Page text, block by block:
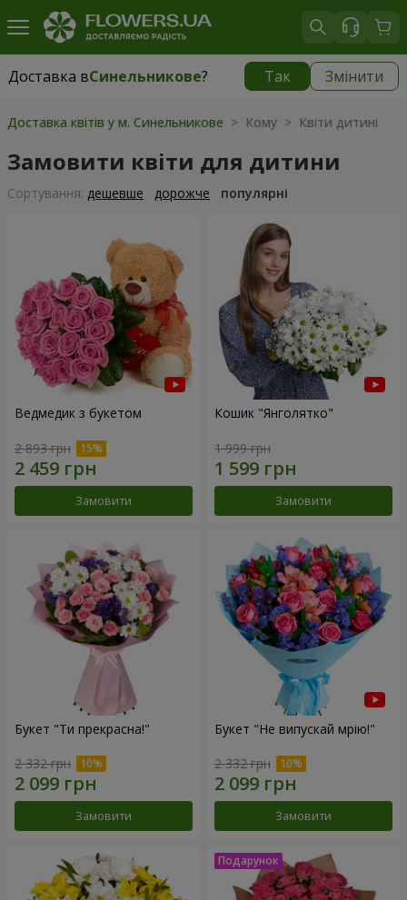
Доставка вСинельникове? Так Змінити
Доставка вСинельникове|770 грн
Доставка квітів у м. Синельникове > Кому > Квіти дитині
Замовити квіти для дитини
Сортування: дешевше дорожче популярні
Ведмедик з букетом
2 893 грн
Замовити
Кошик "Янголятко"
1 999 грн
Замовити
Букет "Ти прекрасна!"
2 332 грн
Замовити
Букет "Не випускай мрію!"
2 332 грн
Замовити